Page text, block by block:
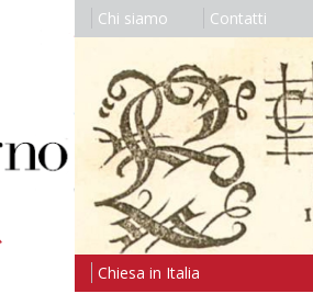
Chi siamo Contatti
Chiesa in Italia